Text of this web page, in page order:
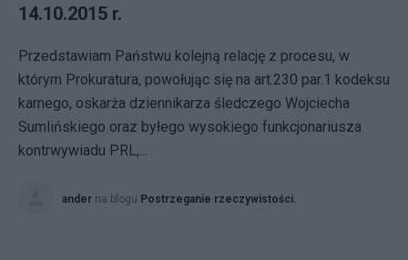
14.10.2015 r.
Przedstawiam Państwu kolejną relację z procesu, w
którym Prokuratura, powołując się na art.230 par.1 kodeksu
karnego, oskarża dziennikarza śledczego Wojciecha
Sumlińskiego oraz byłego wysokiego funkcjonariusza
kontrwywiadu PRL,...
ander na blogu Postrzeganie rzeczywistości.